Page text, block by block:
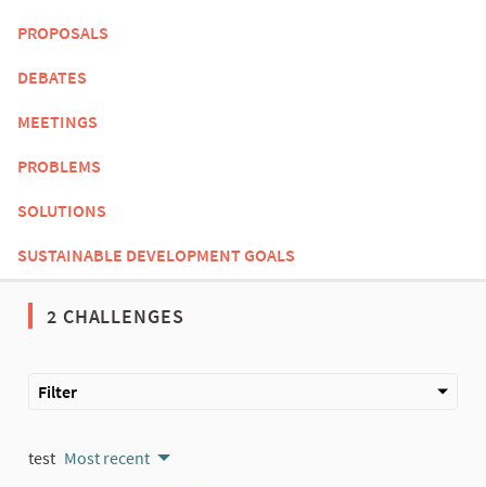
PROPOSALS
DEBATES
MEETINGS
PROBLEMS
SOLUTIONS
SUSTAINABLE DEVELOPMENT GOALS
2 CHALLENGES
Filter
test Most recent